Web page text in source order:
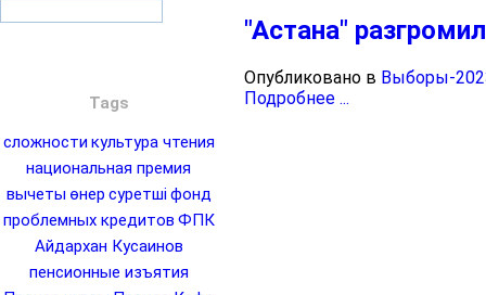
Tags
сложности культура чтения
национальная премия
вычеты өнер суретшіфонд
проблемных кредитов ФПК
Айдархан Кусаинов
пенсионные изъятия
"Астана"
Опубликовано в Выборы-
Подробнее ...